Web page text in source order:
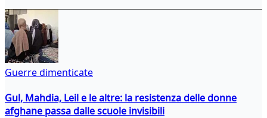
Guerre dimenticate
Gul, Mahdia, Leil e le altre: la resistenza delle donne
afghane passa dalle scuole invisibili